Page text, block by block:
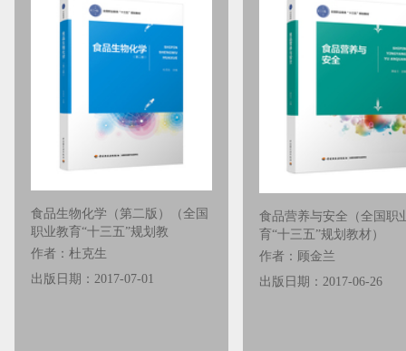
食品生物化学（第二版）（全国
职业教育“十三五”规划教
作者：杜克生
出版日期：2017-07-01
食品营养与安全（全国职
育“十三五”规划教材）
作者：顾金兰
出版日期：2017-06-26